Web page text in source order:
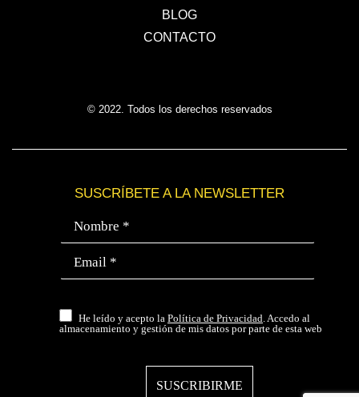
BLOG
CONTACTO
© 2022. Todos los derechos reservados
SUSCRÍBETE A LA NEWSLETTER
He leído y acepto la Política de Privacidad. Accedo al
almacenamiento y gestión de mis datos por parte de esta web